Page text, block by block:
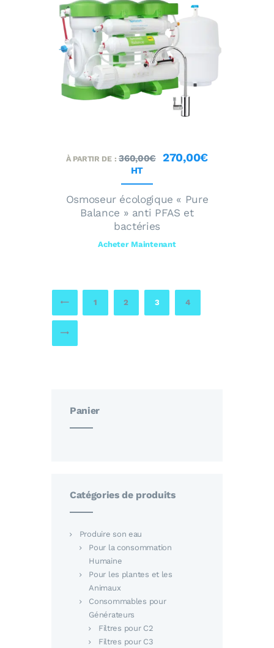
À PARTIR DE :360,00€ 270,00€
HT
Osmoseur écologique « Pure
Balance » anti PFAS et
bactéries
Acheter Maintenant
1 2 3 4
Panier
Catégories de produits
Produire son eau
Pour la consommation
Humaine
Pour les plantes et les
Animaux
Consommables pour
Générateurs
Filtres pour C2
Filtres pour C3